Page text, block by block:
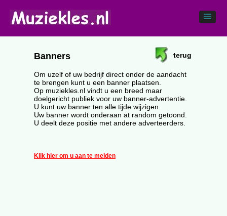
Banners terug
Om uzelf of uw bedrijf direct onder de aandacht
te brengen kunt u een banner plaatsen.
Op muziekles.nl vindt u een breed maar
doelgericht publiek voor uw banner-advertentie.
U kunt uw banner ten alle tijde wijzigen.
Uw banner wordt onderaan at random getoond.
U deelt deze positie met andere adverteerders.
Klik hier om u aan te melden